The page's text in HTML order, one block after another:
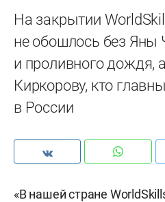
На закрытии
не обошлось без Яны
и проливного дождя,
Киркорову, кто
в России
«В нашей стране